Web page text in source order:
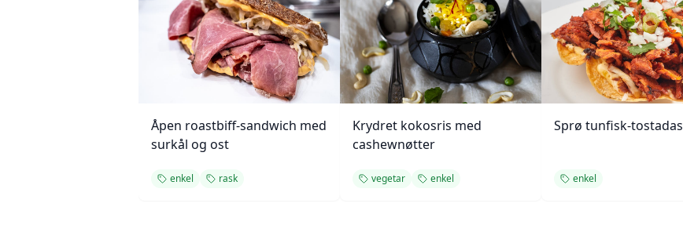
Åpen roastbiff-sandwich med
surkål og ost
enkel rask
Krydret kokosris med
cashewnøtter
vegetar enkel
Sprø tunfisk-tostadas
enkel